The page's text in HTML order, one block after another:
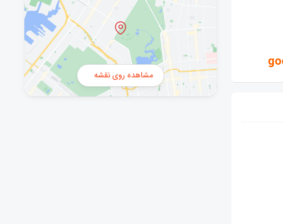
مشاهده روی نقشه